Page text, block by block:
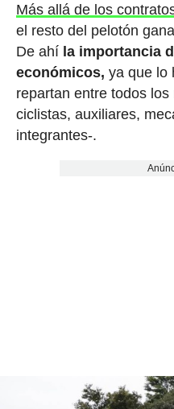
Más allá de los
el resto del pelotón
De ahí la importancia
económicos, ya que lo
repartan entre todos
ciclistas, auxiliares,
integrantes-.